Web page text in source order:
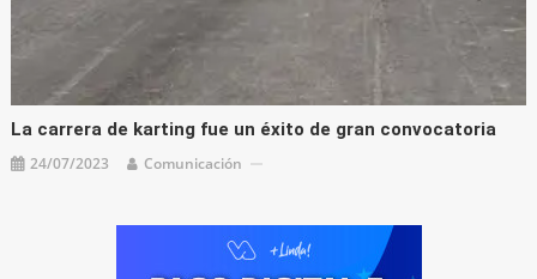
La carrera de karting fue un éxito de gran convocatoria
24/07/2023 Comunicación